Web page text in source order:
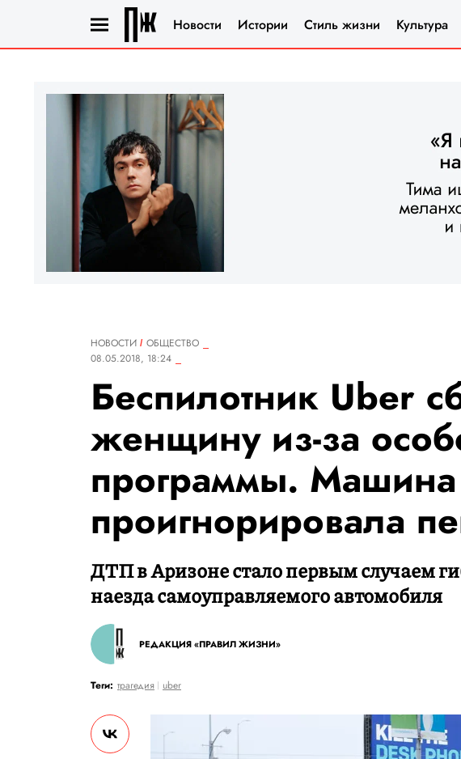
Новости Истории Стиль жизни Культура
НОВОСТИ
ОБЩЕСТВО
08.05.2018, 18:24
Беспилотник Uber
женщину из-за
программы. Машина
проигнорировала
ДТП в Аризоне стало первым случаем
наезда самоуправляемого автомобиля
РЕДАКЦИЯ «ПРАВИЛ ЖИЗНИ»
Теги: трагедия uber